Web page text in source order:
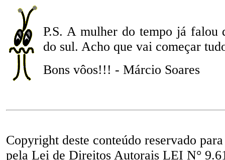
P.S. A mulher do tempo já falou
do sul. Acho que vai começar
Bons vôos!!! - Márcio Soares
Copyright deste conteúdo reservado
pela Lei de Direitos Autorais LEI N°